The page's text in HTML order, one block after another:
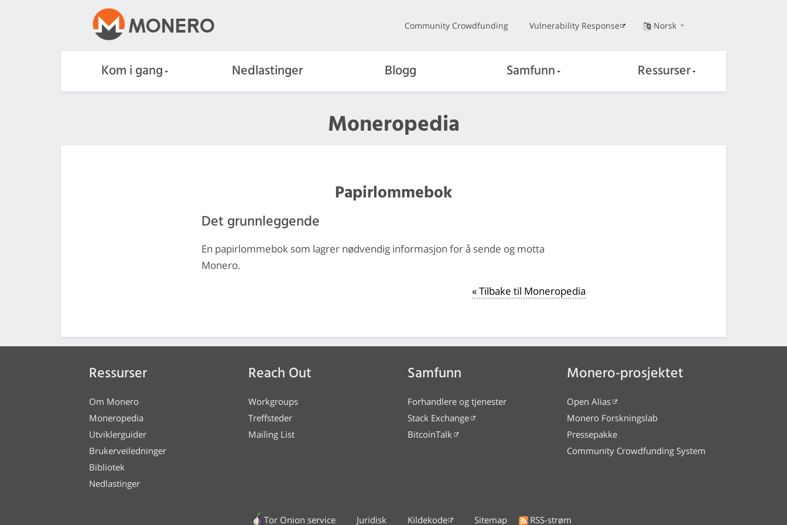
Community Crowdfunding Vulnerability Response Norsk
Kom i gang Nedlastinger Blogg Samfunn Ressurser
Moneropedia
Papirlommebok
Det grunnleggende
En papirlommebok som lagrer nødvendig informasjon for å sende og motta
Monero.
« Tilbake til Moneropedia
Ressurser
Om Monero
Moneropedia
Utviklerguider
Brukerveiledninger
Bibliotek
Nedlastinger
Reach Out
Workgroups
Treffsteder
Mailing List
Samfunn
Forhandlere og tjenester
Stack Exchange
BitcoinTalk
Monero-prosjektet
Open Alias
Monero Forskningslab
Pressepakke
Community Crowdfunding System
Tor Onion service Juridisk Kildekode Sitemap RSS-strøm